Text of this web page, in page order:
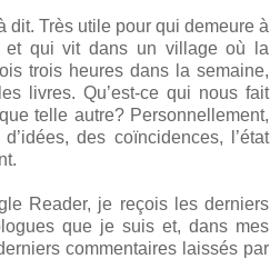
dit. Très utile pour qui demeure à
et qui vit dans un village où la
trois heures dans la semaine,
livres. Qu’est-ce qui nous fait
telle autre? Personnellement,
des coïncidences, l’état
Reader, je reçois les derniers
que je suis et, dans mes
commentaires laissés par